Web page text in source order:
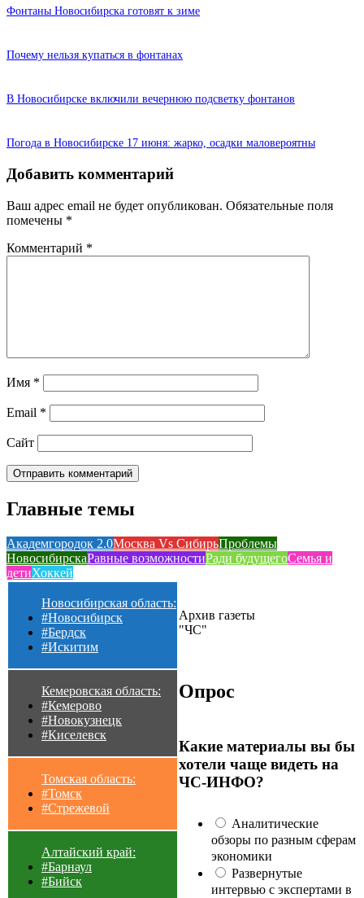
Фонтаны Новосибирска готовят к зиме
Почему нельзя купаться в фонтанах
В Новосибирске включили вечернюю подсветку фонтанов
Погода в Новосибирске 17 июня: жарко, осадки маловероятны
Добавить комментарий
Ваш адрес email не будет опубликован. Обязательные поля
помечены *
Комментарий *
Имя *
Email *
Сайт
Главные темы
Академгородок 2.0Москва Vs СибирьПроблемы
НовосибирскаРавные возможностиРади будущегоСемья и
детиХоккей
Новосибирская область:
#Новосибирск
#Бердск
#Искитим
Кемеровская область:
#Кемерово
#Новокузнецк
#Киселевск
Томская область:
#Томск
#Стрежевой
Алтайский край:
#Барнаул
#Бийск
Архив газеты
"ЧС"
Опрос
Какие материалы вы бы
хотели чаще видеть на
ЧС-ИНФО?
Аналитические
обзоры по разным сферам
экономики
Развернутые
интервью с экспертами в